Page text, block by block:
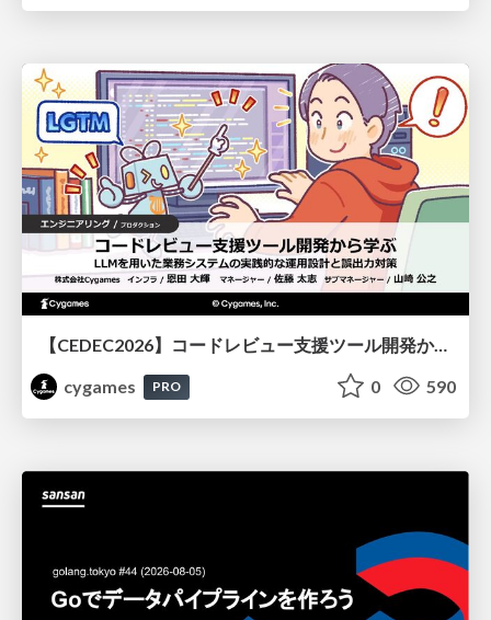
【CEDEC2026】コードレビュー支援ツール開発から学ぶ：LLMを用いた業務システムの実践的な運用設計と誤出力対策
cygames
PRO 0 590